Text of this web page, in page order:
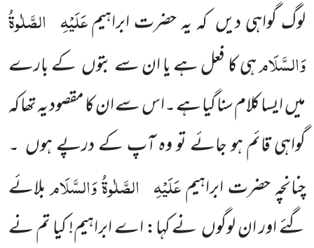
لوگ گواہی دیں کہ یہ حضرت ابراہیمعَلَیْہِ الصَّلٰوۃُ
وَالسَّلَامہی کا فعل ہے یا ان سے بتوں کے بارے
میں ایسا کلام سنا گیا ہے ۔اس سے ان کا مقصود یہ تھا کہ
گواہی قائم ہو جائے تو وہ آپ کے درپے ہوں ۔
چنانچہ حضرت ابراہیمعَلَیْہِ الصَّلٰوۃُ وَالسَّلَامبلائے
گئے اور ان لوگوں نے کہا: اے ابراہیم! کیا تم نے